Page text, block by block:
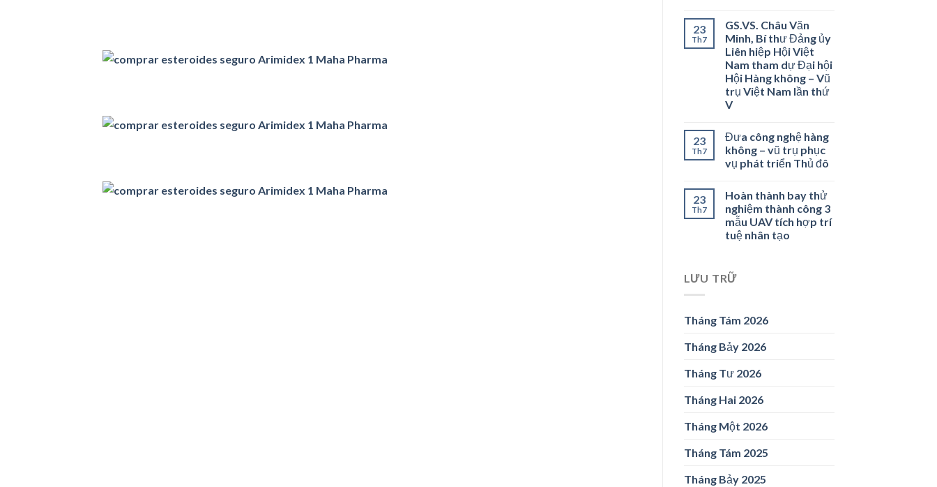
23
Th7
GS.VS. Châu Văn
Minh, Bí thư Đảng ủy
Liên hiệp Hội Việt
Nam tham dự Đại hội
Hội Hàng không – Vũ
trụ Việt Nam lần thứ
V
23
Th7
Đưa công nghệ hàng
không – vũ trụ phục
vụ phát triển Thủ đô
23
Th7
Hoàn thành bay thử
nghiệm thành công 3
mẫu UAV tích hợp trí
tuệ nhân tạo
LƯU TRỮ
Tháng Tám 2026
Tháng Bảy 2026
Tháng Tư 2026
Tháng Hai 2026
Tháng Một 2026
Tháng Tám 2025
Tháng Bảy 2025